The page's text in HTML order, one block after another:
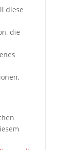
diese
die